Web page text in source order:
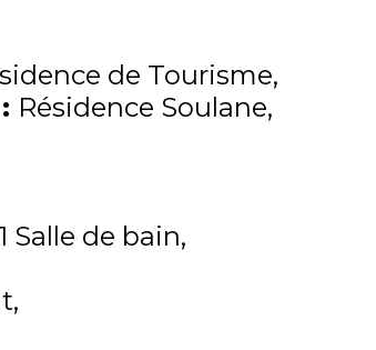
de Tourisme
: Résidence Soulane
1 Salle de bain